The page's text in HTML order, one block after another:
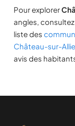
Pour explorer
angles, consultez
liste des
Château-sur-
avis des